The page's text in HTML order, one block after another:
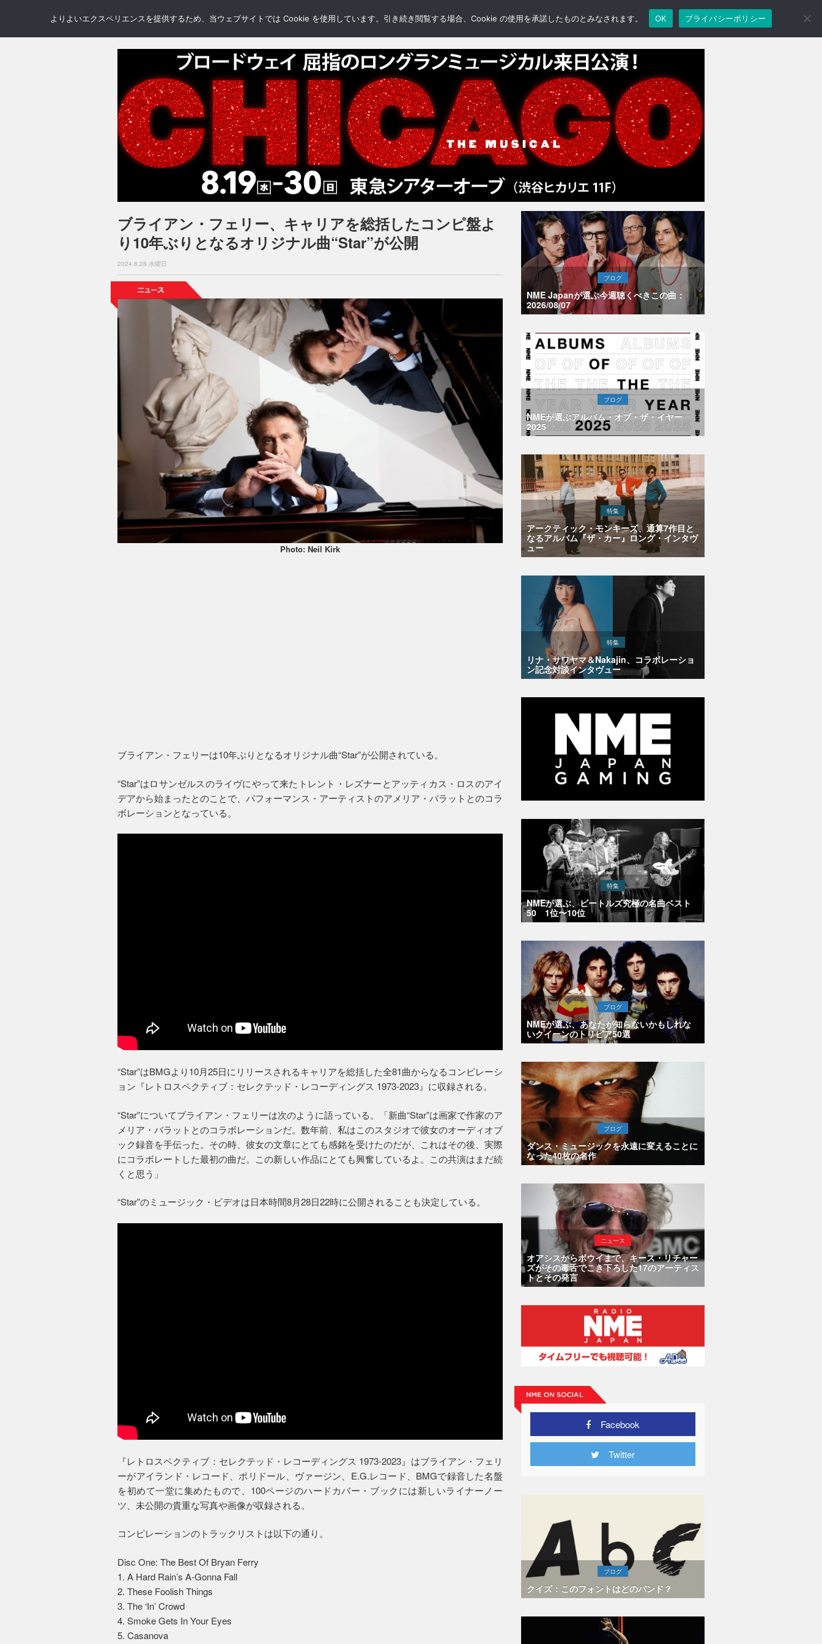
NEWS REVIEWS GALLERY BLOGS FEATURE
ブライアン・フェリー、キャリアを総括したコンピ盤よ
り10年ぶりとなるオリジナル曲“Star”が公開
2024.8.28 水曜日
Photo: Neil Kirk
ブライアン・フェリーは10年ぶりとなるオリジナル曲“Star”が公開されている。
“Star”はロサンゼルスのライヴにやって来たトレント・レズナーとアッティカス・ロスのアイ
デアから始まったとのことで、パフォーマンス・アーティストのアメリア・バラットとのコラ
ボレーションとなっている。
“Star”はBMGより10月25日にリリースされるキャリアを総括した全81曲からなるコンピレーシ
ョン『レトロスペクティブ：セレクテッド・レコーディングス 1973-2023』に収録される。
“Star”についてブライアン・フェリーは次のように語っている。「新曲“Star”は画家で作家のア
メリア・バラットとのコラボレーションだ。数年前、私はこのスタジオで彼女のオーディオブ
ック録音を手伝った。その時、彼女の文章にとても感銘を受けたのだが、これはその後、実際
にコラボレートした最初の曲だ。この新しい作品にとても興奮しているよ。この共演はまだ続
くと思う」
“Star”のミュージック・ビデオは日本時間8月28日22時に公開されることも決定している。
『レトロスペクティブ：セレクテッド・レコーディングス 1973-2023』はブライアン・フェリ
ーがアイランド・レコード、ポリドール、ヴァージン、E.G.レコード、BMGで録音した名盤
を初めて一堂に集めたもので、100ページのハードカバー・ブックには新しいライナーノー
ツ、未公開の貴重な写真や画像が収録される。
コンピレーションのトラックリストは以下の通り。
Disc One: The Best Of Bryan Ferry
1. A Hard Rain’s A-Gonna Fall
2. These Foolish Things
3. The ‘In’ Crowd
4. Smoke Gets In Your Eyes
5. Casanova
ブログ
NME Japanが選ぶ今週聴くべきこの曲：
2026/08/07
ブログ
NMEが選ぶアルバム・オブ・ザ・イヤー
2025
特集
アークティック・モンキーズ、通算7作目と
なるアルバム『ザ・カー』ロング・インタヴ
ュー
特集
リナ・サワヤマ＆Nakajin、コラボレーショ
ン記念対談インタヴュー
特集
NMEが選ぶ、ビートルズ究極の名曲ベスト
50 1位〜10位
ブログ
NMEが選ぶ、あなたが知らないかもしれな
いクイーンのトリビア50選
ブログ
ダンス・ミュージックを永遠に変えることに
なった40枚の名作
ニュース
オアシスからボウイまで、キース・リチャー
ズがその毒舌でこき下ろした17のアーティス
トとその発言
Facebook
Twitter
ブログ
クイズ：このフォントはどのバンド？
よりよいエクスペリエンスを提供するため、当ウェブサイトでは Cookie を使用しています。引き続き閲覧する場合、Cookie の使用を承諾したものとみなされます。 OK プライバシーポリシー